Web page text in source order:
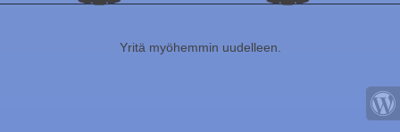
Yritä myöhemmin uudelleen.